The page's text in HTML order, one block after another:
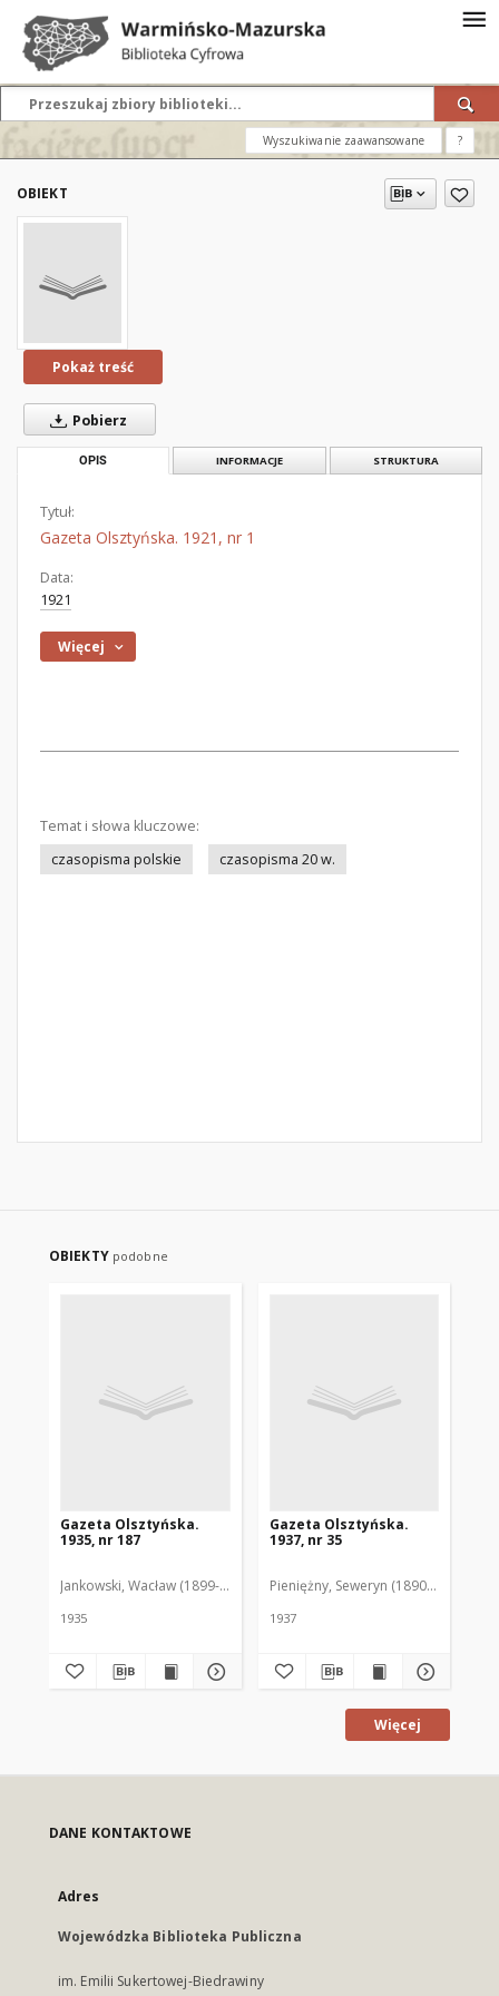
Wyszukiwanie zaawansowane ?
OBIEKT
Pokaż treść
Pobierz
OPIS INFORMACJE STRUKTURA
Tytuł:
Gazeta Olsztyńska. 1921, nr 1
Data:
1921
Więcej
Temat i słowa kluczowe:
czasopisma polskie
czasopisma 20 w.
OBIEKTY podobne
Gazeta Olsztyńska.
1935, nr 187
Jankowski, Wacław (1899-1975). Red.
1935
Gazeta Olsztyńska.
1937, nr 35
Pieniężny, Seweryn (1890-1940). Red.
1937
Więcej
DANE KONTAKTOWE
Adres
Wojewódzka Biblioteka Publiczna
im. Emilii Sukertowej-Biedrawiny